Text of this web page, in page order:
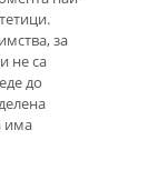
за
не са
до
има